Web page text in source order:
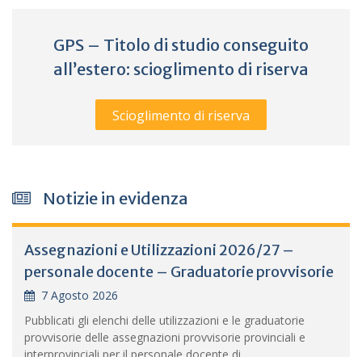
GPS – Titolo di studio conseguito
all’estero: scioglimento di riserva
Scioglimento di riserva
Notizie in evidenza
Assegnazioni e Utilizzazioni 2026/27 –
personale docente – Graduatorie provvisorie
7 Agosto 2026
Pubblicati gli elenchi delle utilizzazioni e le graduatorie
provvisorie delle assegnazioni provvisorie provinciali e